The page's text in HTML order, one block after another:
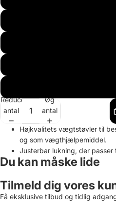
Reducer
antal
Øg
antal
Højkvalitets vægtstøvler til
og som vægthjælpemiddel.
Justerbar lukning, der
Du kan måske lide
Tilmeld dig vores
Få eksklusive tilbud og tidlig